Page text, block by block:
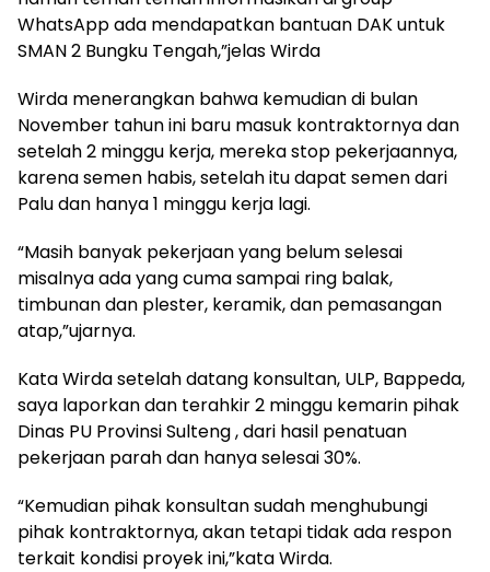
WhatsApp ada mendapatkan bantuan DAK untuk
SMAN 2 Bungku Tengah,”jelas Wirda
Wirda menerangkan bahwa kemudian di bulan
November tahun ini baru masuk kontraktornya dan
setelah 2 minggu kerja, mereka stop pekerjaannya,
karena semen habis, setelah itu dapat semen dari
Palu dan hanya 1 minggu kerja lagi.
“Masih banyak pekerjaan yang belum selesai
misalnya ada yang cuma sampai ring balak,
timbunan dan plester, keramik, dan pemasangan
atap,”ujarnya.
Kata Wirda setelah datang konsultan, ULP, Bappeda,
saya laporkan dan terahkir 2 minggu kemarin pihak
Dinas PU Provinsi Sulteng , dari hasil penatuan
pekerjaan parah dan hanya selesai 30%.
“Kemudian pihak konsultan sudah menghubungi
pihak kontraktornya, akan tetapi tidak ada respon
terkait kondisi proyek ini,”kata Wirda.